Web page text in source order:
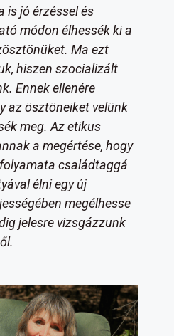
is jó érzéssel és
módon élhessék ki a
Ma ezt
hiszen szocializált
Ennek ellenére
az ösztöneiket velünk
meg. Az etikus
a megértése, hogy
családtaggá
élni egy új
megélhesse
jelesre vizsgázzunk